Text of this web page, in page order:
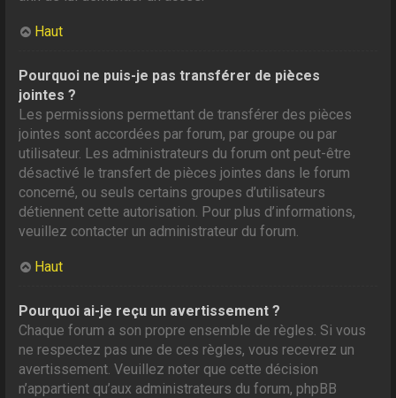
Haut
Pourquoi ne puis-je pas transférer de pièces
jointes ?
Les permissions permettant de transférer des pièces
jointes sont accordées par forum, par groupe ou par
utilisateur. Les administrateurs du forum ont peut-être
désactivé le transfert de pièces jointes dans le forum
concerné, ou seuls certains groupes d’utilisateurs
détiennent cette autorisation. Pour plus d’informations,
veuillez contacter un administrateur du forum.
Haut
Pourquoi ai-je reçu un avertissement ?
Chaque forum a son propre ensemble de règles. Si vous
ne respectez pas une de ces règles, vous recevrez un
avertissement. Veuillez noter que cette décision
n’appartient qu’aux administrateurs du forum, phpBB